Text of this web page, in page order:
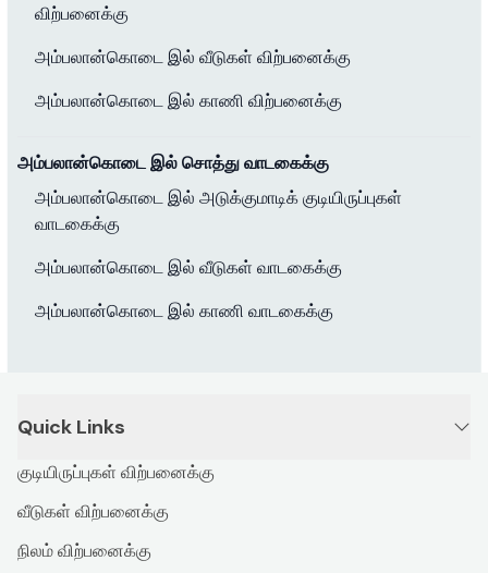
விற்பனைக்கு
அம்பலான்கொடை இல் வீடுகள் விற்பனைக்கு
அம்பலான்கொடை இல் காணி விற்பனைக்கு
அம்பலான்கொடை இல் சொத்து வாடகைக்கு
அம்பலான்கொடை இல் அடுக்குமாடிக் குடியிருப்புகள்
வாடகைக்கு
அம்பலான்கொடை இல் வீடுகள் வாடகைக்கு
அம்பலான்கொடை இல் காணி வாடகைக்கு
Quick Links
குடியிருப்புகள் விற்பனைக்கு
வீடுகள் விற்பனைக்கு
நிலம் விற்பனைக்கு